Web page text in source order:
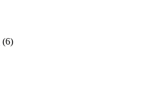
(6)